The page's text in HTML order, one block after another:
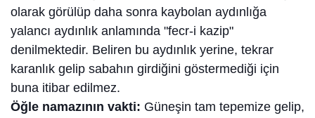
olarak görülüp daha sonra kaybolan aydınlığa
yalancı aydınlık anlamında "fecr-i kazip"
denilmektedir. Beliren bu aydınlık yerine, tekrar
karanlık gelip sabahın girdiğini göstermediği için
buna itibar edilmez.
Öğle namazının vakti: Güneşin tam tepemize gelip,